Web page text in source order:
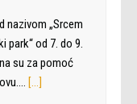
nazivom „Srcem
park“ od 7. do 9.
su za pomoć
[…]